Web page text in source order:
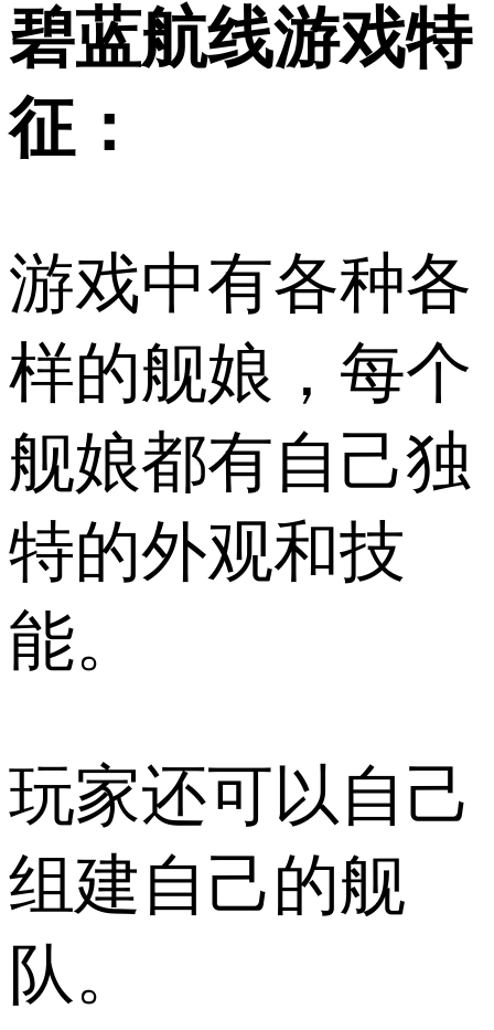
碧蓝航线游戏特
征：
游戏中有各种各
样的舰娘，每个
舰娘都有自己独
特的外观和技
能。
玩家还可以自己
组建自己的舰
队。